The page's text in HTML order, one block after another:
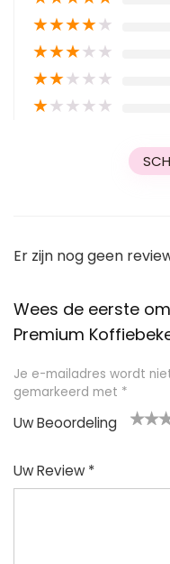
★★★★★
★★★★★
★★★★★
★★★★★
Er zijn nog geen
Wees de eerste
Premium
Je e-mailadres wordt
gemarkeerd met *
Uw Beoordeling
Uw Review *